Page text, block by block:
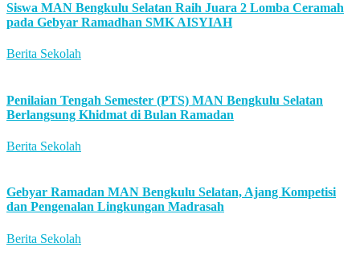
Siswa MAN Bengkulu Selatan Raih Juara 2 Lomba Ceramah
pada Gebyar Ramadhan SMK AISYIAH
Berita Sekolah
Penilaian Tengah Semester (PTS) MAN Bengkulu Selatan
Berlangsung Khidmat di Bulan Ramadan
Berita Sekolah
Gebyar Ramadan MAN Bengkulu Selatan, Ajang Kompetisi
dan Pengenalan Lingkungan Madrasah
Berita Sekolah